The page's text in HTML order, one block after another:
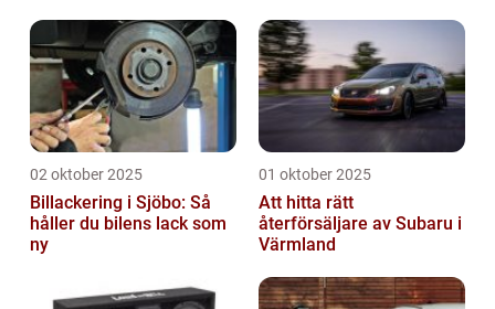
02 oktober 2025
Billackering i Sjöbo: Så
håller du bilens lack som
ny
01 oktober 2025
Att hitta rätt
återförsäljare av Subaru i
Värmland